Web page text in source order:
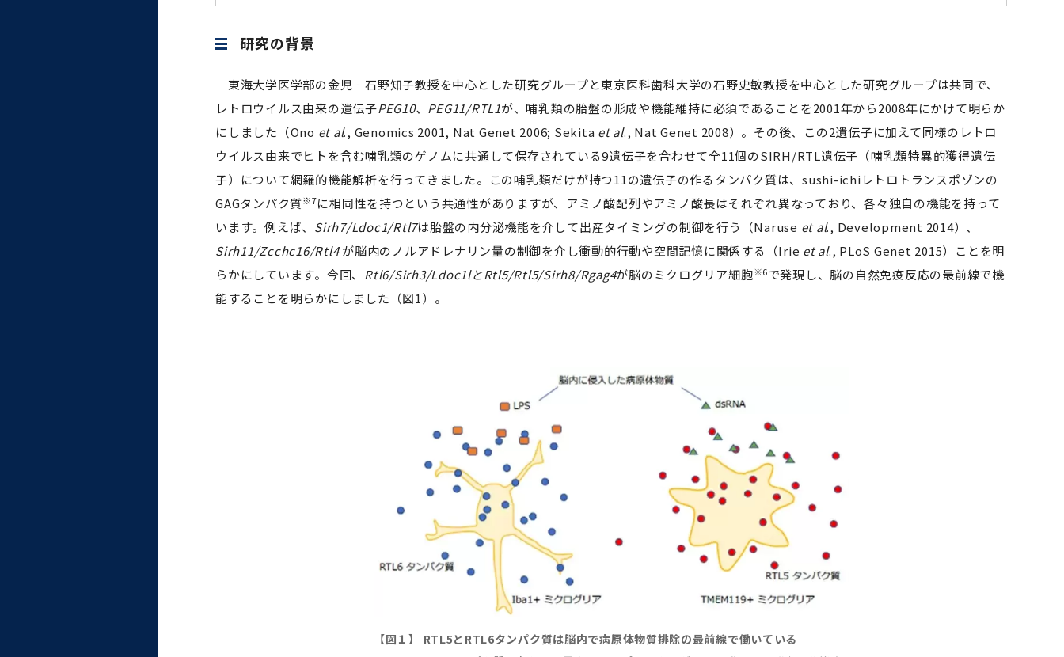
研究の背景
東海大学医学部の金児‐石野知子教授を中心とした研究グループと東京医科歯科大学の石野史敏教授を中心とした研究グループは共同で、
レトロウイルス由来の遺伝子PEG10、PEG11/RTL1が、哺乳類の胎盤の形成や機能維持に必須であることを2001年から2008年にかけて明らか
にしました（Ono et al., Genomics 2001, Nat Genet 2006; Sekita et al., Nat Genet 2008）。その後、この2遺伝子に加えて同様のレトロ
ウイルス由来でヒトを含む哺乳類のゲノムに共通して保存されている9遺伝子を合わせて全11個のSIRH/RTL遺伝子（哺乳類特異的獲得遺伝
子）について網羅的機能解析を行ってきました。この哺乳類だけが持つ11の遺伝子の作るタンパク質は、sushi-ichiレトロトランスポゾンの
GAGタンパク質※7に相同性を持つという共通性がありますが、アミノ酸配列やアミノ酸長はそれぞれ異なっており、各々独自の機能を持って
います。例えば、 Sirh7/Ldoc1/Rtl7は胎盤の内分泌機能を介して出産タイミングの制御を行う（Naruse et al., Development 2014）、
Sirh11/Zcchc16/Rtl4が脳内のノルアドレナリン量の制御を介し衝動的行動や空間記憶に関係する（Irie et al., PLoS Genet 2015）ことを明
らかにしています。今回、 Rtl6/Sirh3/Ldoc1lとRtl5/Rtl5/Sirh8/Rgag4が脳のミクログリア細胞※6で発現し、脳の自然免疫反応の最前線で機
能することを明らかにしました（図1）。
【図１】 RTL5とRTL6タンパク質は脳内で病原体物質排除の最前線で働いている